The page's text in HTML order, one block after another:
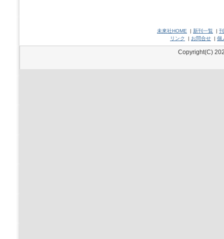
未來社HOME | 新刊一覧 |
リンク
| お問合せ | 個
Copyright(C)